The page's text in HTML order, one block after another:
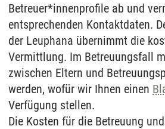
Betreuer*innenprofile ab und
entsprechenden Kontaktdaten.
der Leuphana übernimmt die
Vermittlung. Im Betreuungsfall
zwischen Eltern und
werden, wofür wir Ihnen einen
Verfügung stellen.
Die Kosten für die Betreuung